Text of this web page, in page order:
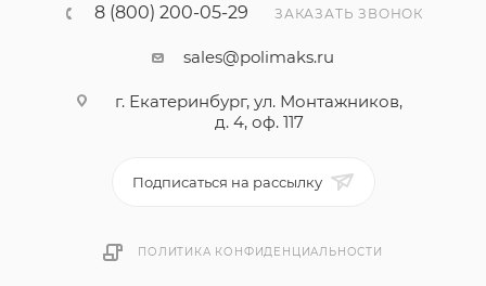
8 (800) 200-05-29 ЗАКАЗАТЬ ЗВОНОК
sales@polimaks.ru
г. Екатеринбург, ул. Монтажников,
д. 4, оф. 117
Подписаться на рассылку
ПОЛИТИКА КОНФИДЕНЦИАЛЬНОСТИ